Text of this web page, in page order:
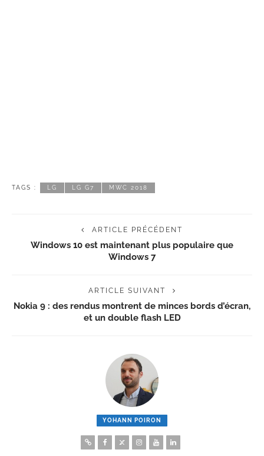
TAGS : LG LG G7 MWC 2018
ARTICLE PRÉCÉDENT
Windows 10 est maintenant plus populaire que
Windows 7
ARTICLE SUIVANT
Nokia 9 : des rendus montrent de minces bords d’écran,
et un double flash LED
YOHANN POIRON